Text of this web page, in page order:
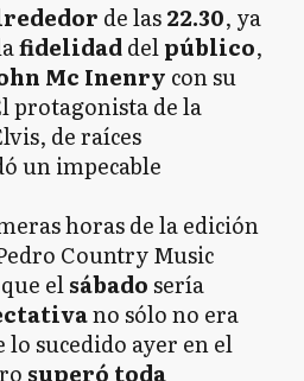
de las22.30, ya
fidelidaddelpúblico,
Mc Inenry con su
protagonista de la
de raíces
un impecable
horas de la edición
Country Music
elsábadosería
no sólo no era
lo sucedido ayer en el
superó toda